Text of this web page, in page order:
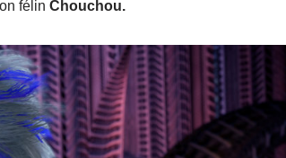
félin Chouchou.